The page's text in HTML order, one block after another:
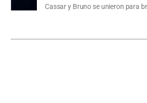
Cassar y Bruno se unieron para